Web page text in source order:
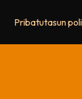
Pribatutasun